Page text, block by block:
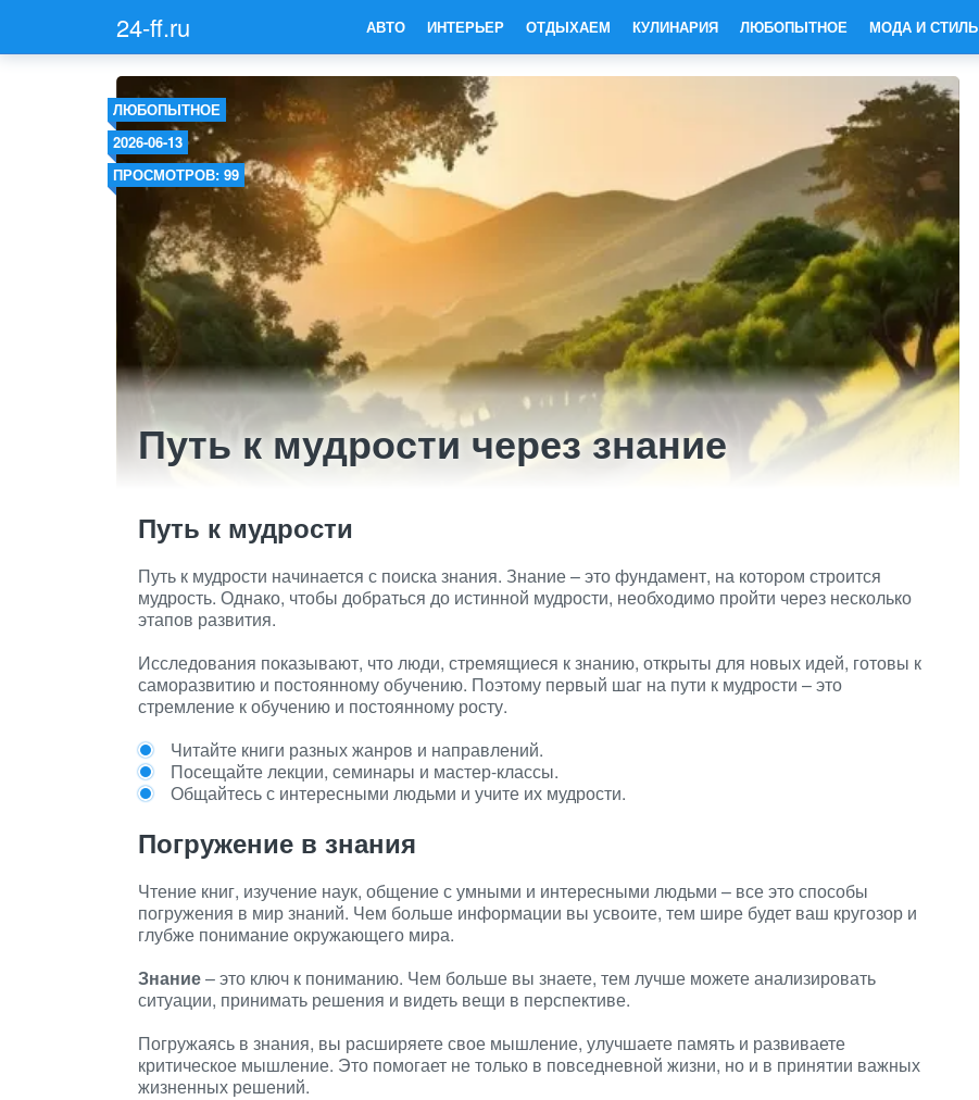
24-ff.ru АВТО ИНТЕРЬЕР ОТДЫХАЕМ КУЛИНАРИЯ ЛЮБОПЫТНОЕ МОДА И СТИЛЬ
ЛЮБОПЫТНОЕ
2026-06-13
ПРОСМОТРОВ: 99
Путь к мудрости через знание
Путь к мудрости
Путь к мудрости начинается с поиска знания. Знание – это фундамент, на котором строится
мудрость. Однако, чтобы добраться до истинной мудрости, необходимо пройти через несколько
этапов развития.
Исследования показывают, что люди, стремящиеся к знанию, открыты для новых идей, готовы к
саморазвитию и постоянному обучению. Поэтому первый шаг на пути к мудрости – это
стремление к обучению и постоянному росту.
Читайте книги разных жанров и направлений.
Посещайте лекции, семинары и мастер-классы.
Общайтесь с интересными людьми и учите их мудрости.
Погружение в знания
Чтение книг, изучение наук, общение с умными и интересными людьми – все это способы
погружения в мир знаний. Чем больше информации вы усвоите, тем шире будет ваш кругозор и
глубже понимание окружающего мира.
Знание– это ключ к пониманию. Чем больше вы знаете, тем лучше можете анализировать
ситуации, принимать решения и видеть вещи в перспективе.
Погружаясь в знания, вы расширяете свое мышление, улучшаете память и развиваете
критическое мышление. Это помогает не только в повседневной жизни, но и в принятии важных
жизненных решений.